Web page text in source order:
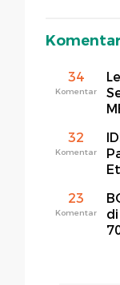
34
Komentar
32
Komentar
23
Komentar